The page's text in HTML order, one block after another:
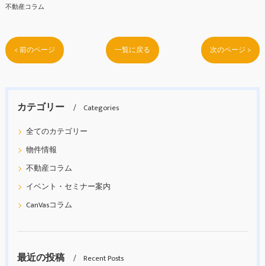
不動産コラム
< 前のページ 一覧に戻る 次のページ >
カテゴリー
Categories
全てのカテゴリー
物件情報
不動産コラム
イベント・セミナー案内
CanVasコラム
最近の投稿 Recent Posts